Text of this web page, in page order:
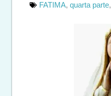
FATIMA, quarta parte,